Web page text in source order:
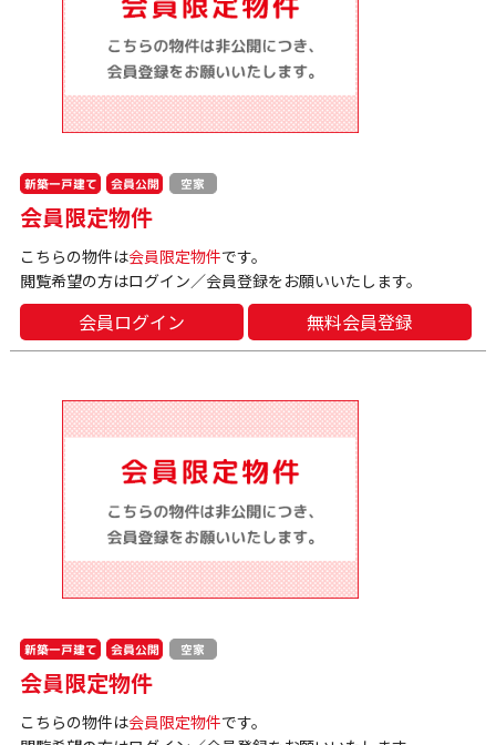
新築一戸建て 会員公開 空家
会員限定物件
こちらの物件は会員限定物件です。
閲覧希望の方はログイン／会員登録をお願いいたします。
会員ログイン 無料会員登録
新築一戸建て 会員公開 空家
会員限定物件
こちらの物件は会員限定物件です。